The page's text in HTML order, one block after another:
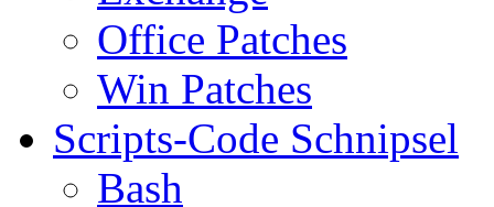
Office Patches
Win Patches
Scripts-Code Schnipsel
Bash